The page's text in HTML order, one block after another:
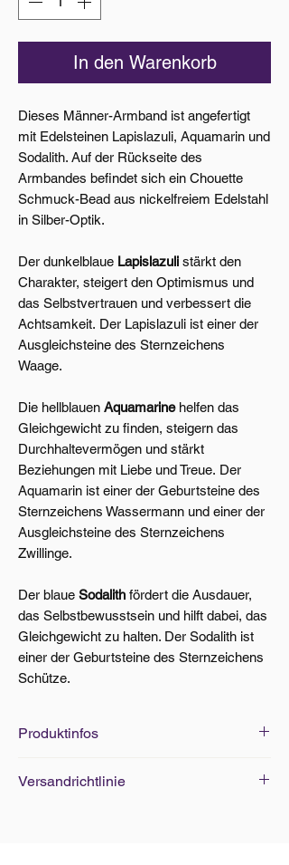
In den Warenkorb
Dieses Männer-Armband ist angefertigt
mit Edelsteinen Lapislazuli, Aquamarin und
Sodalith. Auf der Rückseite des
Armbandes befindet sich ein Chouette
Schmuck-Bead aus nickelfreiem Edelstahl
in Silber-Optik.
Der dunkelblaue Lapislazuli stärkt den
Charakter, steigert den Optimismus und
das Selbstvertrauen und verbessert die
Achtsamkeit. Der Lapislazuli ist einer der
Ausgleichsteine des Sternzeichens
Waage.
Die hellblauen Aquamarine helfen das
Gleichgewicht zu finden, steigern das
Durchhaltevermögen und stärkt
Beziehungen mit Liebe und Treue. Der
Aquamarin ist einer der Geburtsteine des
Sternzeichens Wassermann und einer der
Ausgleichsteine des Sternzeichens
Zwillinge.
Der blaue Sodalith fördert die Ausdauer,
das Selbstbewusstsein und hilft dabei, das
Gleichgewicht zu halten. Der Sodalith ist
einer der Geburtsteine des Sternzeichens
Schütze.
Produktinfos
Standard-Grösse: 20/21cm (elastisch)
Versandrichtlinie